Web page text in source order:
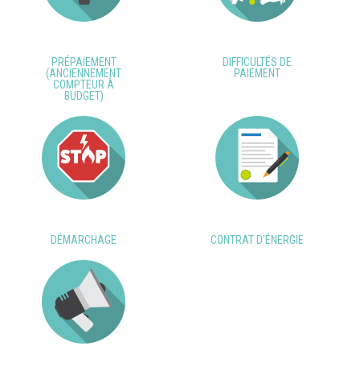
PRÉPAIEMENT
(ANCIENNEMENT
COMPTEUR À
BUDGET)
DIFFICULTÉS DE
PAIEMENT
DÉMARCHAGE CONTRAT D'ÉNERGIE